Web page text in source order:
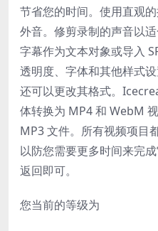
节省您的时间。使用直观
外音。修剪录制的声音以
字幕作为文本对象或导入
透明度、字体和其他样式
还可以更改其格式。
体转换为 MP4 和 WebM
MP3 文件。所有视频项目
以防您需要更多时间来完
返回即可。
您当前的等级为